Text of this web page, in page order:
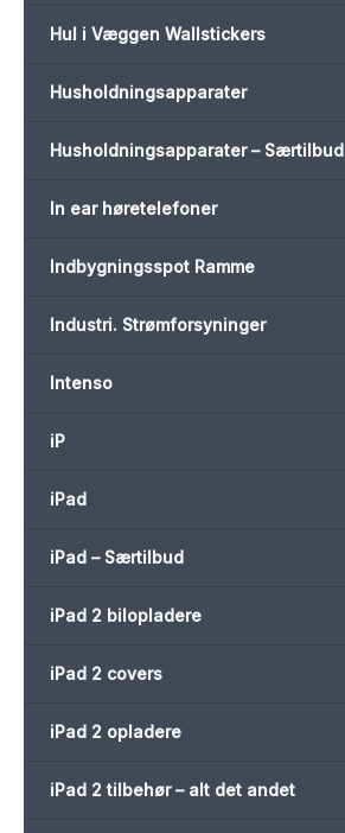
Hul i Væggen Wallstickers
Husholdningsapparater
Husholdningsapparater – Særtilbud
In ear høretelefoner
Indbygningsspot Ramme
Industri. Strømforsyninger
Intenso
iP
iPad
iPad – Særtilbud
iPad 2 bilopladere
iPad 2 covers
iPad 2 opladere
iPad 2 tilbehør – alt det andet